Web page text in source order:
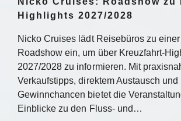
Highlights 2027/2028
Nicko Cruises lädt Reisebüros zu
Roadshow ein, um über Kreuzfahrt-
2027/2028 zu informieren. Mit
Verkaufstipps, direktem Austausch und
Gewinnchancen bietet die
Einblicke zu den Fluss- und…